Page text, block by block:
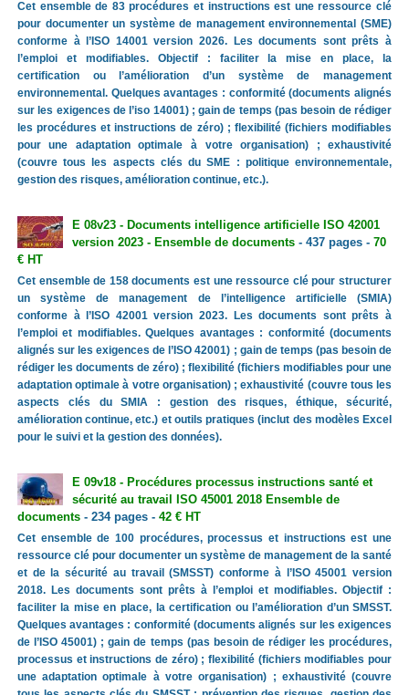
Cet ensemble de 83 procédures et instructions est une ressource clé
pour documenter un système de management environnemental (SME)
conforme à l’ISO 14001 version 2026. Les documents sont prêts à
l’emploi et modifiables. Objectif : faciliter la mise en place, la
certification ou l’amélioration d’un système de management
environnemental. Quelques avantages : conformité (documents alignés
sur les exigences de l’iso 14001) ; gain de temps (pas besoin de rédiger
les procédures et instructions de zéro) ; flexibilité (fichiers modifiables
pour une adaptation optimale à votre organisation) ; exhaustivité
(couvre tous les aspects clés du SME : politique environnementale,
gestion des risques, amélioration continue, etc.).
E 08v23 - Documents intelligence artificielle ISO 42001
version 2023 - Ensemble de documents- 437 pages - 70
€ HT
Cet ensemble de 158 documents est une ressource clé pour structurer
un système de management de l’intelligence artificielle (SMIA)
conforme à l’ISO 42001 version 2023. Les documents sont prêts à
l’emploi et modifiables. Quelques avantages : conformité (documents
alignés sur les exigences de l’ISO 42001) ; gain de temps (pas besoin de
rédiger les documents de zéro) ; flexibilité (fichiers modifiables pour une
adaptation optimale à votre organisation) ; exhaustivité (couvre tous les
aspects clés du SMIA : gestion des risques, éthique, sécurité,
amélioration continue, etc.) et outils pratiques (inclut des modèles Excel
pour le suivi et la gestion des données).
E 09v18 - Procédures processus instructions santé et
sécurité au travail ISO 45001 2018 Ensemble de
documents- 234 pages - 42 € HT
Cet ensemble de 100 procédures, processus et instructions est une
ressource clé pour documenter un système de management de la santé
et de la sécurité au travail (SMSST) conforme à l’ISO 45001 version
2018. Les documents sont prêts à l’emploi et modifiables. Objectif :
faciliter la mise en place, la certification ou l’amélioration d’un SMSST.
Quelques avantages : conformité (documents alignés sur les exigences
de l’ISO 45001) ; gain de temps (pas besoin de rédiger les procédures,
processus et instructions de zéro) ; flexibilité (fichiers modifiables pour
une adaptation optimale à votre organisation) ; exhaustivité (couvre